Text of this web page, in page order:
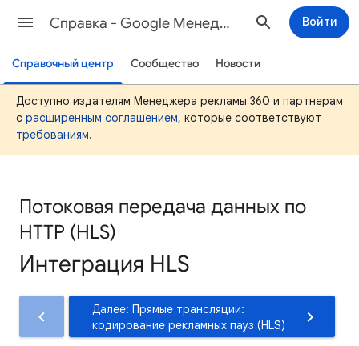
Cправка - Google Менеджер рекламы Войти
Справочный центр Сообщество Новости
Доступно издателям Менеджера рекламы 360 и партнерам
с расширенным соглашением, которые соответствуют
требованиям.
Потоковая передача данных по
HTTP (HLS)
Интеграция HLS
Далее: Прямые трансляции:
кодирование рекламных пауз (HLS)